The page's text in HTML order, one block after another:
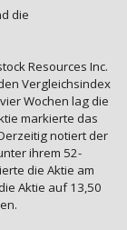
die
Resources Inc.
Vergleichsindex
Wochen lag die
markierte das
notiert der
ihrem 52-
die Aktie am
Aktie auf 13,50